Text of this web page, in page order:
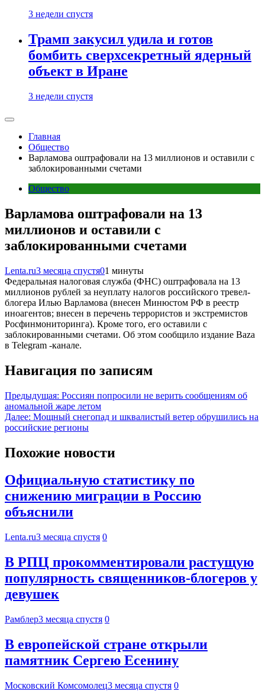
3 недели спустя
Трамп закусил удила и готов
бомбить сверхсекретный ядерный
объект в Иране
3 недели спустя
Главная
Общество
Варламова оштрафовали на 13 миллионов и оставили с
заблокированными счетами
Общество
Варламова оштрафовали на 13
миллионов и оставили с
заблокированными счетами
Lenta.ru3 месяца спустя01 минуты
Федеральная налоговая служба (ФНС) оштрафовала на 13
миллионов рублей за неуплату налогов российского тревел-
блогера Илью Варламова (внесен Минюстом РФ в реестр
иноагентов; внесен в перечень террористов и экстремистов
Росфинмониторинга). Кроме того, его оставили с
заблокированными счетами. Об этом сообщило издание Baza
в Telegram -канале.
Навигация по записям
Предыдущая: Россиян попросили не верить сообщениям об
аномальной жаре летом
Далее: Мощный снегопад и шквалистый ветер обрушились на
российские регионы
Похожие новости
Официальную статистику по
снижению миграции в Россию
объяснили
Lenta.ru3 месяца спустя 0
В РПЦ прокомментировали растущую
популярность священников-блогеров у
девушек
Рамблер3 месяца спустя 0
В европейской стране открыли
памятник Сергею Есенину
Московский Комсомолец3 месяца спустя 0